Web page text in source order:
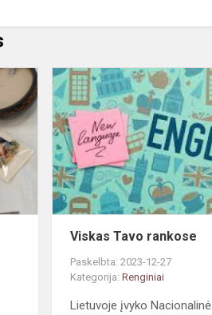
Senosios
lietuvių
Kūčių
tradicijos
Viskas Tavo rankose
Paskelbta: 2023-12-27
Kategorija:Renginiai
Lietuvoje įvyko Nacionalinė